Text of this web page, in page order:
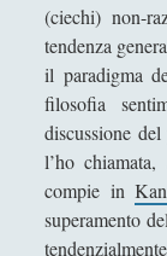
5. Politica e
6. Il ruolo
pace perpetua
7.
8. Con
democrazia
perpetua
(ciechi) non-
tendenza
il paradigma
filosofia
discussione
l’ho
compie in
superamento